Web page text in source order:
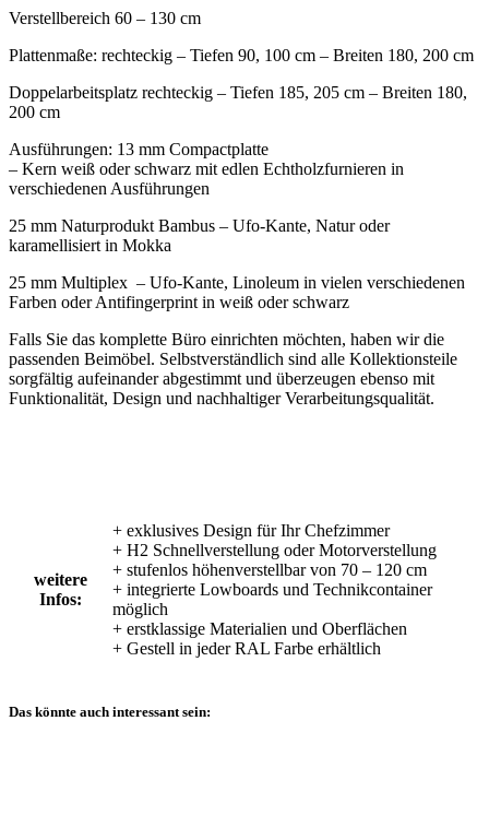
Verstellbereich 60 – 130 cm
Plattenmaße: rechteckig – Tiefen 90, 100 cm – Breiten 180, 200 cm
Doppelarbeitsplatz rechteckig – Tiefen 185, 205 cm – Breiten 180,
200 cm
Ausführungen: 13 mm Compactplatte
– Kern weiß oder schwarz mit edlen Echtholzfurnieren in
verschiedenen Ausführungen
25 mm Naturprodukt Bambus – Ufo-Kante, Natur oder
karamellisiert in Mokka
25 mm Multiplex – Ufo-Kante, Linoleum in vielen verschiedenen
Farben oder Antifingerprint in weiß oder schwarz
Falls Sie das komplette Büro einrichten möchten, haben wir die
passenden Beimöbel. Selbstverständlich sind alle Kollektionsteile
sorgfältig aufeinander abgestimmt und überzeugen ebenso mit
Funktionalität, Design und nachhaltiger Verarbeitungsqualität.
weitere
Infos:
+ exklusives Design für Ihr Chefzimmer
+ H2 Schnellverstellung oder Motorverstellung
+ stufenlos höhenverstellbar von 70 – 120 cm
+ integrierte Lowboards und Technikcontainer
möglich
+ erstklassige Materialien und Oberflächen
+ Gestell in jeder RAL Farbe erhältlich
Das könnte auch interessant sein: